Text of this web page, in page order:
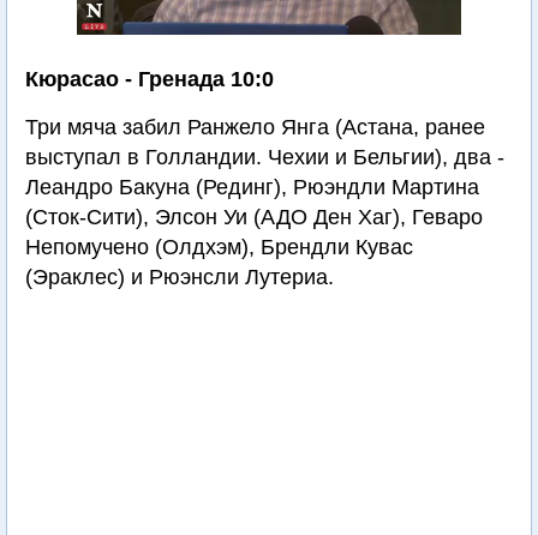
Кюрасао - Гренада 10:0
Три мяча забил Ранжело Янга (Астана, ранее
выступал в Голландии. Чехии и Бельгии), два -
Леандро Бакуна (Рединг), Рюэндли Мартина
(Сток-Сити), Элсон Уи (АДО Ден Хаг), Геваро
Непомучено (Олдхэм), Брендли Кувас
(Эраклес) и Рюэнсли Лутериа.